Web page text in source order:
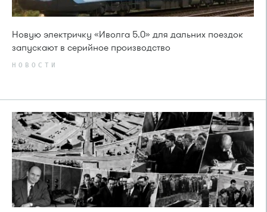
Новую электричку «Иволга 5.0» для дальних поездок
запускают в серийное производство
НОВОСТИ